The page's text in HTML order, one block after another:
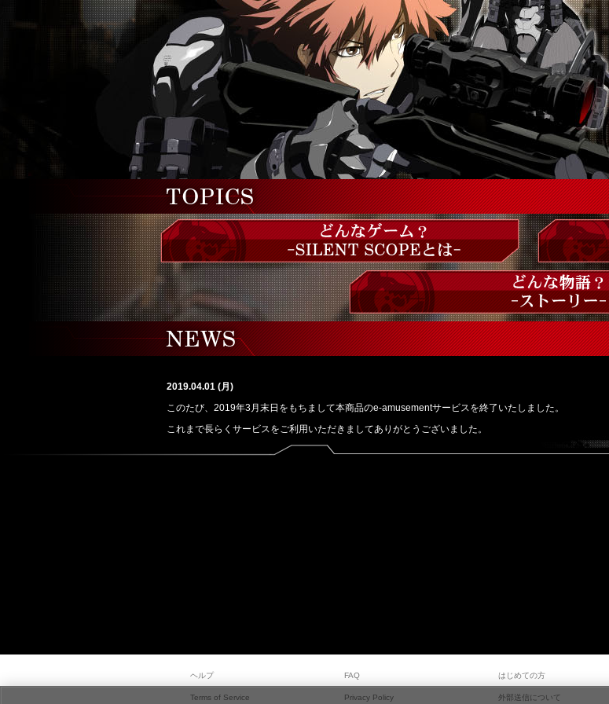
どんなゲームなの？ -SILENT SCOPEとは-
どんなストーリーなの？ -ストーリー-
2019.04.01 (月)
このたび、2019年3月末日をもちまして本商品のe-amusementサービスを終了いたしました。
これまで長らくサービスをご利用いただきましてありがとうございました。
ヘルプ FAQ はじめての方
Terms of Service Privacy Policy 外部送信について